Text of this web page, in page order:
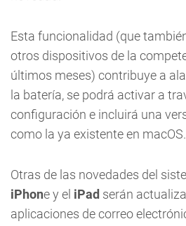
Esta funcionalidad (que
otros dispositivos de la
últimos meses) contribuye a
la batería, se podrá activar a
configuración e incluirá una
como la ya existente en macOS.
Otras de las novedades del
iPhone y el iPad serán
aplicaciones de correo